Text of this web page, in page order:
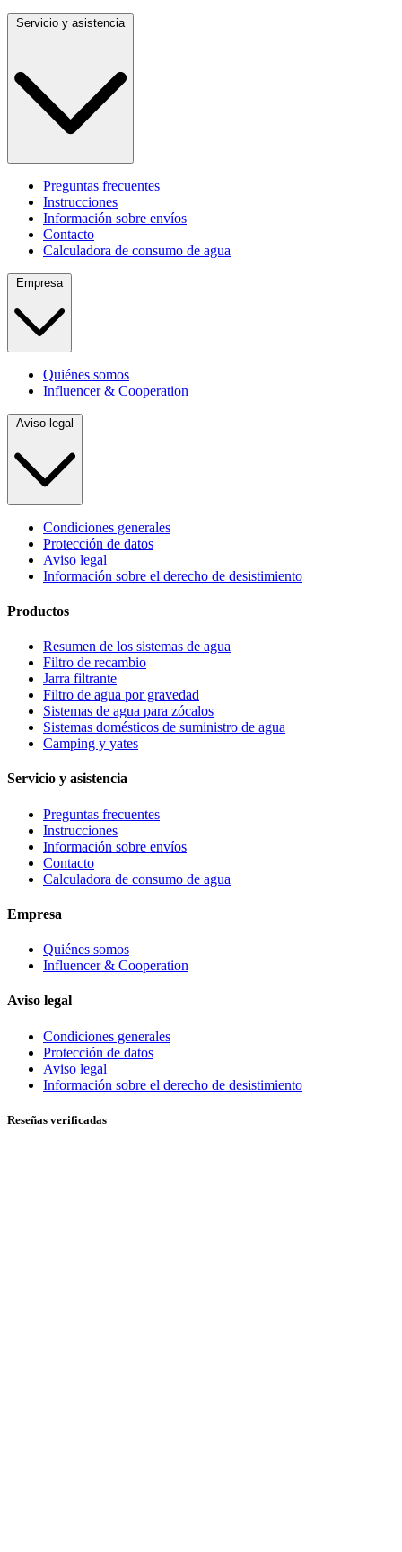
Servicio y asistencia
Preguntas frecuentes
Instrucciones
Información sobre envíos
Contacto
Calculadora de consumo de agua
Empresa
Quiénes somos
Influencer & Cooperation
Aviso legal
Condiciones generales
Protección de datos
Aviso legal
Información sobre el derecho de desistimiento
Productos
Resumen de los sistemas de agua
Filtro de recambio
Jarra filtrante
Filtro de agua por gravedad
Sistemas de agua para zócalos
Sistemas domésticos de suministro de agua
Camping y yates
Servicio y asistencia
Preguntas frecuentes
Instrucciones
Información sobre envíos
Contacto
Calculadora de consumo de agua
Empresa
Quiénes somos
Influencer & Cooperation
Aviso legal
Condiciones generales
Protección de datos
Aviso legal
Información sobre el derecho de desistimiento
Reseñas verificadas